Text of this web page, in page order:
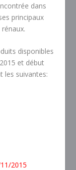
dans
principaux
disponibles
et début
les suivantes:
2015